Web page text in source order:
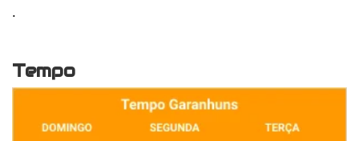
.
Tempo